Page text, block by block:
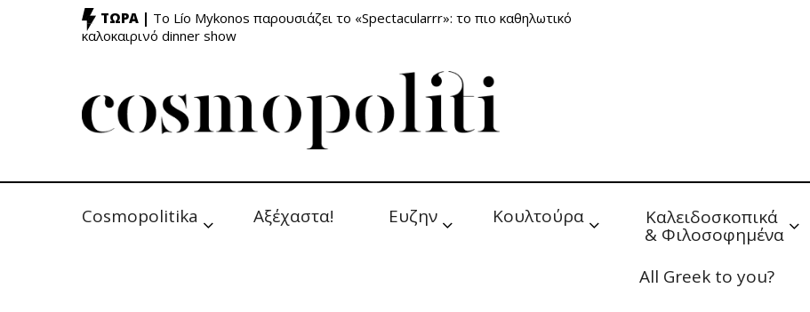
ΤΩΡΑ | Το Lío Mykonos παρουσιάζει το «Spectacularrr»: το πιο καθηλωτικό
καλοκαιρινό dinner show
Cosmopolitika Αξέχαστα! Ευζην Κουλτούρα Καλειδοσκοπικά
& Φιλοσοφημένα
All Greek to you?